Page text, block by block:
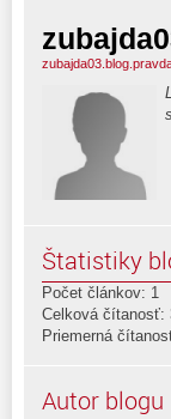
Štatistiky
Počet článkov: 1
Celková čítanosť:
Priemerná
Autor blogu